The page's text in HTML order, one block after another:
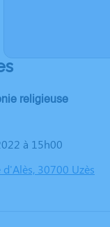
religieuse
à 15h00
d'Alès, 30700 Uzès